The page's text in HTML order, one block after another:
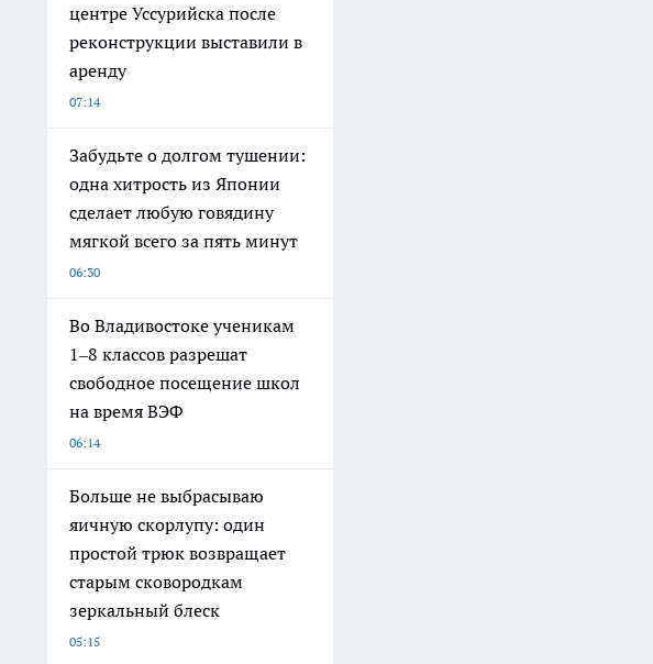
центре Уссурийска после
реконструкции выставили в
аренду
07:14
Забудьте о долгом тушении:
одна хитрость из Японии
сделает любую говядину
мягкой всего за пять минут
06:30
Во Владивостоке ученикам
1–8 классов разрешат
свободное посещение школ
на время ВЭФ
06:14
Больше не выбрасываю
яичную скорлупу: один
простой трюк возвращает
старым сковородкам
зеркальный блеск
05:15